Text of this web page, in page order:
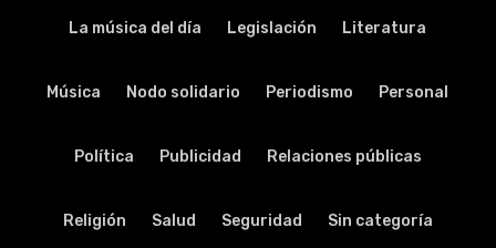
La música del día Legislación Literatura
Música Nodo solidario Periodismo Personal
Política Publicidad Relaciones públicas
Religión Salud Seguridad Sin categoría